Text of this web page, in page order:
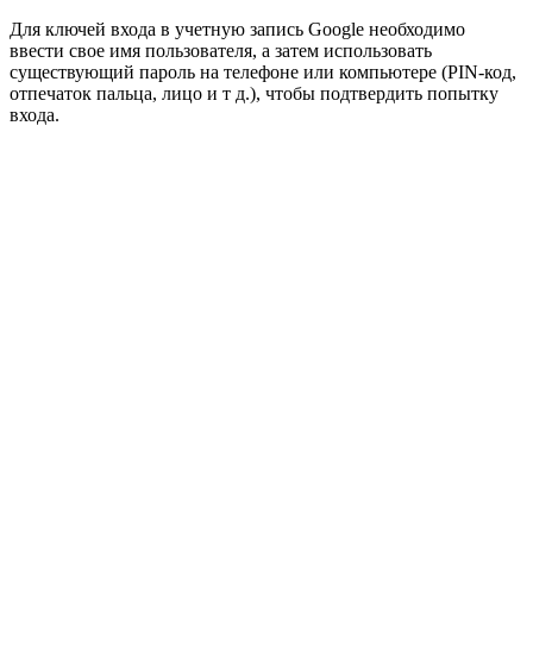
Для ключей входа в учетную запись Google необходимо
ввести свое имя пользователя, а затем использовать
существующий пароль на телефоне или компьютере (PIN-код,
отпечаток пальца, лицо и т д.), чтобы подтвердить попытку
входа.